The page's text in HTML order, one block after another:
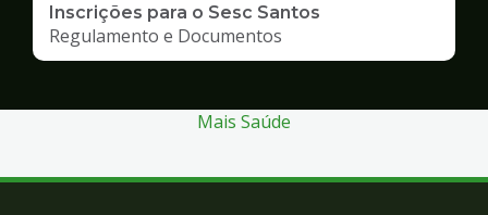
Inscrições para o Sesc Santos
Regulamento e Documentos
Mais Saúde